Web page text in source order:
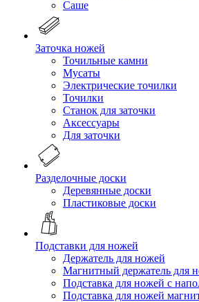
Саше
Заточка ножей
Точильные камни
Мусаты
Электрические точилки
Точилки
Станок для заточки
Аксессуары
Для заточки
Разделочные доски
Деревянные доски
Пластиковые доски
Подставки для ножей
Держатель для ножей
Магнитный держатель для
Подставка для ножей с
Подставка для ножей